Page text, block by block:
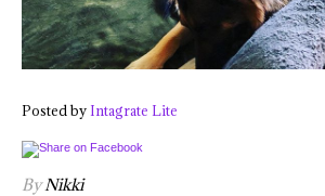
Posted by Intagrate Lite
ByNikki